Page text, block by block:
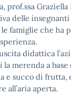
prof.ssa Graziella
delle
famiglie che ha
didattica
merenda a base
e succo di frutta,
all’aria aperta.